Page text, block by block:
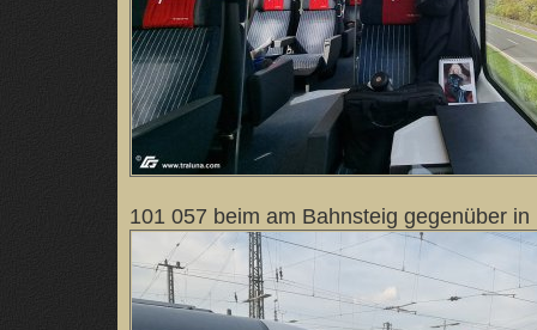
101 057 beim am Bahnsteig gegenüber in